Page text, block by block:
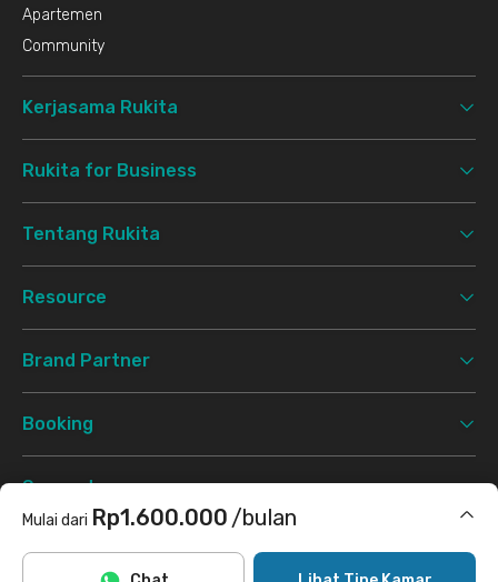
Mulai dari Rp1.600.000 /bulan
Termasuk internet/wifi, air, cleaning
Apartemen
Community
Kerjasama Rukita
Rukita for Business
Tentang Rukita
Resource
Brand Partner
Booking
Support
Syarat & Ketentuan Kebijakan Privasi